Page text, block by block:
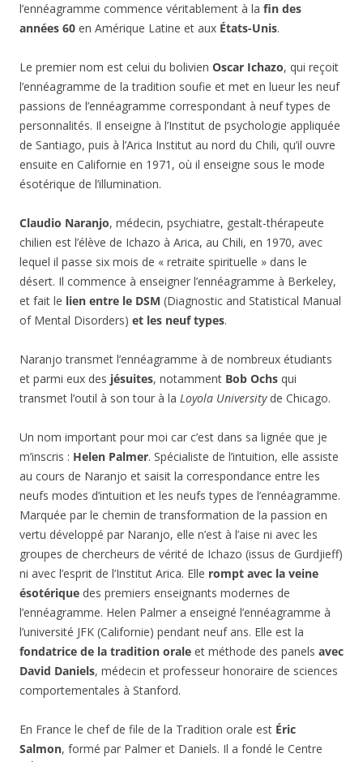
l’ennéagramme commence véritablement à la fin des
années 60 en Amérique Latine et aux États-Unis.
Le premier nom est celui du bolivien Oscar Ichazo, qui reçoit
l’ennéagramme de la tradition soufie et met en lueur les neuf
passions de l’ennéagramme correspondant à neuf types de
personnalités. Il enseigne à l’Institut de psychologie appliquée
de Santiago, puis à l’Arica Institut au nord du Chili, qu’il ouvre
ensuite en Californie en 1971, où il enseigne sous le mode
ésotérique de l’illumination.
Claudio Naranjo, médecin, psychiatre, gestalt-thérapeute
chilien est l’élève de Ichazo à Arica, au Chili, en 1970, avec
lequel il passe six mois de « retraite spirituelle » dans le
désert. Il commence à enseigner l’ennéagramme à Berkeley,
et fait le lien entre le DSM (Diagnostic and Statistical Manual
of Mental Disorders) et les neuf types.
Naranjo transmet l’ennéagramme à de nombreux étudiants
et parmi eux des jésuites, notamment Bob Ochs qui
transmet l’outil à son tour à la Loyola Universityde Chicago.
Un nom important pour moi car c’est dans sa lignée que je
m’inscris : Helen Palmer. Spécialiste de l’intuition, elle assiste
au cours de Naranjo et saisit la correspondance entre les
neufs modes d’intuition et les neufs types de l’ennéagramme.
Marquée par le chemin de transformation de la passion en
vertu développé par Naranjo, elle n’est à l’aise ni avec les
groupes de chercheurs de vérité de Ichazo (issus de Gurdjieff)
ni avec l’esprit de l’Institut Arica. Elle rompt avec la veine
ésotérique des premiers enseignants modernes de
l’ennéagramme. Helen Palmer a enseigné l’ennéagramme à
l’université JFK (Californie) pendant neuf ans. Elle est la
fondatrice de la tradition orale et méthode des panels avec
David Daniels, médecin et professeur honoraire de sciences
comportementales à Stanford.
En France le chef de file de la Tradition orale est Éric
Salmon, formé par Palmer et Daniels. Il a fondé le Centre